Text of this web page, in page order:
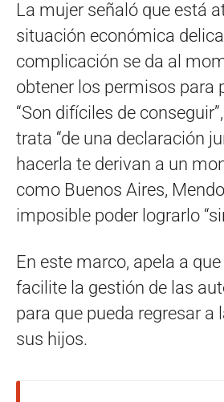
La mujer señaló que está
situación económica
complicación se da al
obtener los permisos para
“Son difíciles de
trata “de una declaración
hacerla te derivan a un
como Buenos Aires,
imposible poder lograrlo
En este marco, apela a
facilite la gestión de las
para que pueda regresar a
sus hijos.